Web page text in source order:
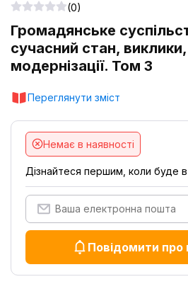
Громадянське
сучасний стан, виклики,
модернізації. Том 3
Переглянути зміст
(0)
Немає в наявності
Дізнайтеся першим, коли буде в
Повідомити про